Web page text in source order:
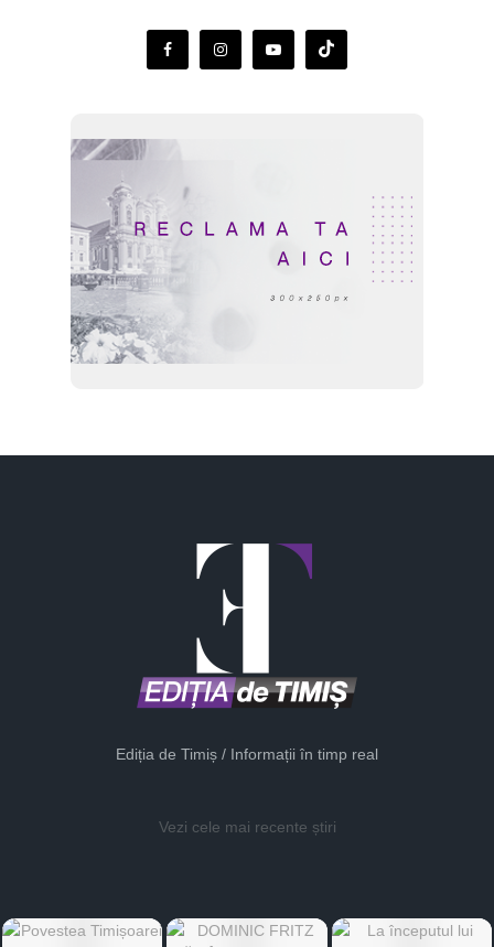
Ediția de Timiș / Informații în timp real
Vezi cele mai recente știri